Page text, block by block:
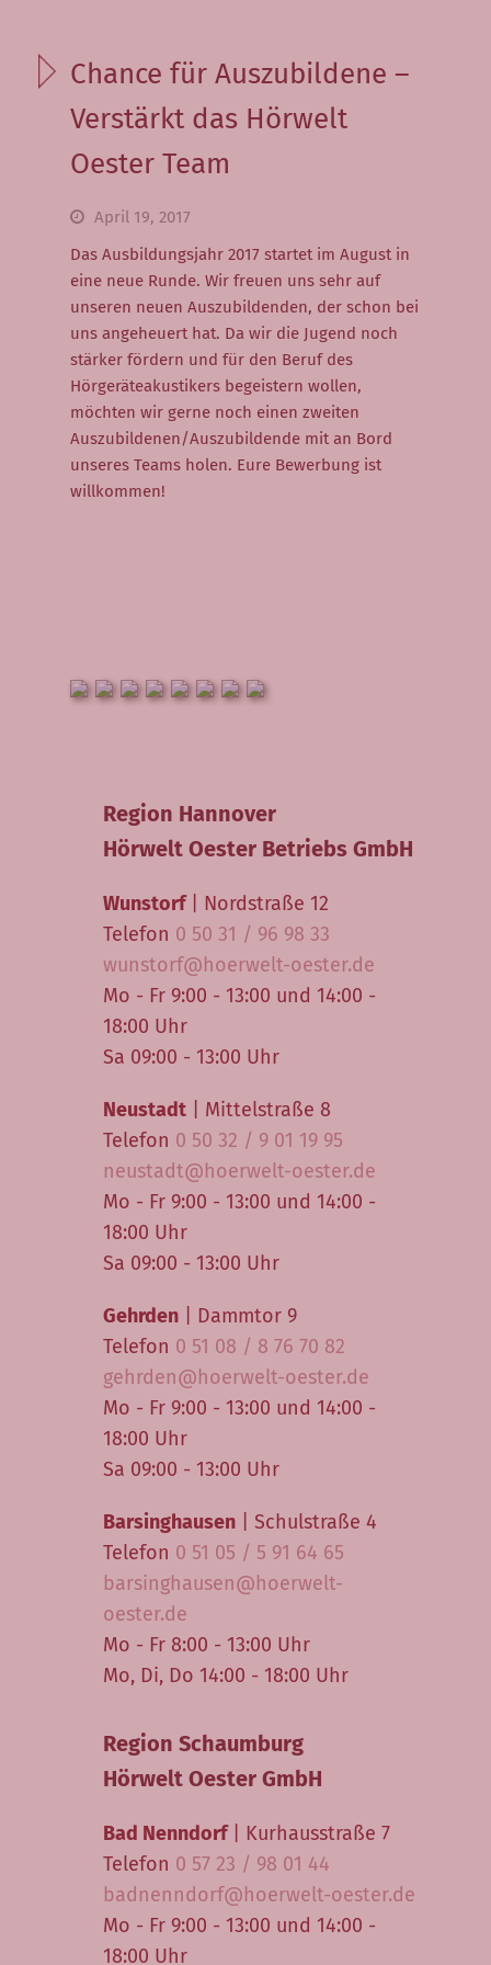
Veranstaltungen
Hörversorgung
Hörvorsorge
Große Hörsystemauswahl
Hörsystemversorgung
Ablauf einer
Hörsystemanpassung
Kinderversorgung
(Pädakustik)
Tinnitus
Pflegemittel
Formular + Anfahrt
Chance für Auszubildene –
Verstärkt das Hörwelt
Oester Team
April 19, 2017
Das Ausbildungsjahr 2017 startet im August in
eine neue Runde. Wir freuen uns sehr auf
unseren neuen Auszubildenden, der schon bei
uns angeheuert hat. Da wir die Jugend noch
stärker fördern und für den Beruf des
Hörgeräteakustikers begeistern wollen,
möchten wir gerne noch einen zweiten
Auszubildenen/Auszubildende mit an Bord
unseres Teams holen. Eure Bewerbung ist
willkommen!
Region Hannover
Hörwelt Oester Betriebs GmbH
Wunstorf| Nordstraße 12
Telefon 0 50 31 / 96 98 33
wunstorf@hoerwelt-oester.de
Mo - Fr 9:00 - 13:00 und 14:00 -
18:00 Uhr
Sa 09:00 - 13:00 Uhr
Neustadt | Mittelstraße 8
Telefon 0 50 32 / 9 01 19 95
neustadt@hoerwelt-oester.de
Mo - Fr 9:00 - 13:00 und 14:00 -
18:00 Uhr
Sa 09:00 - 13:00 Uhr
Gehrden | Dammtor 9
Telefon 0 51 08 / 8 76 70 82
gehrden@hoerwelt-oester.de
Mo - Fr 9:00 - 13:00 und 14:00 -
18:00 Uhr
Sa 09:00 - 13:00 Uhr
Barsinghausen | Schulstraße 4
Telefon 0 51 05 / 5 91 64 65
barsinghausen@hoerwelt-
oester.de
Mo - Fr 8:00 - 13:00 Uhr
Mo, Di, Do 14:00 - 18:00 Uhr
Region Schaumburg
Hörwelt Oester GmbH
Bad Nenndorf| Kurhausstraße 7
Telefon 0 57 23 / 98 01 44
badnenndorf@hoerwelt-oester.de
Mo - Fr 9:00 - 13:00 und 14:00 -
18:00 Uhr